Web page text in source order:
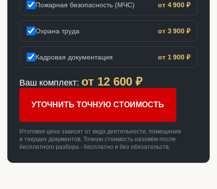
Пожарная безопасность (МЧС) от 4 900 ₽
Охрана труда от 3 900 ₽
Кадровая документация от 1 900 ₽
Ваш комплект: от 12 600 ₽
УТОЧНИТЬ ТОЧНУЮ СТОИМОСТЬ
Итоговая цена зависит от вида деятельности, помещения
и текущих документов. Точную стоимость назовём после
бесплатного разбора - бесплатно и без обязательств.